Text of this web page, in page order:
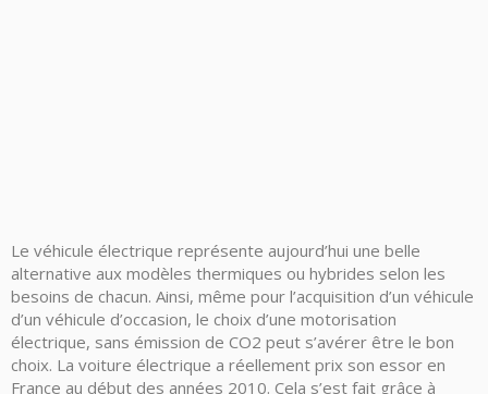
Le véhicule électrique représente aujourd’hui une belle
alternative aux modèles thermiques ou hybrides selon les
besoins de chacun. Ainsi, même pour l’acquisition d’un véhicule
d’un véhicule d’occasion, le choix d’une motorisation
électrique, sans émission de CO2 peut s’avérer être le bon
choix. La voiture électrique a réellement prix son essor en
France au début des années 2010. Cela s’est fait grâce à